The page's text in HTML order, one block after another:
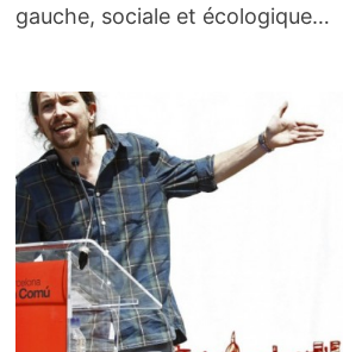
gauche, sociale et écologique…